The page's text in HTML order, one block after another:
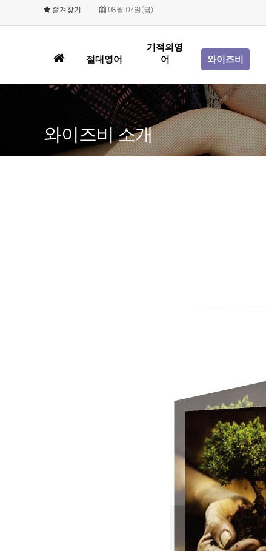
즐겨찾기 08월 07일(금)
홈
로
절대영어
기적의영
어
와이즈비
와이즈비 소개